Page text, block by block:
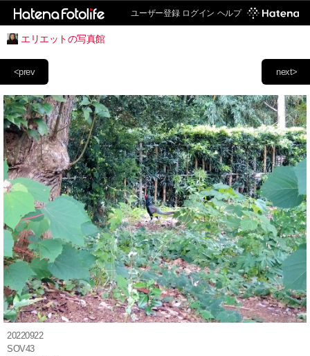
ユーザー登録 ログイン ヘルプ
エリエットの写真館
next>
<prev
20220922
SOV43